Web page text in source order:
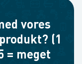
vores
(1
= meget